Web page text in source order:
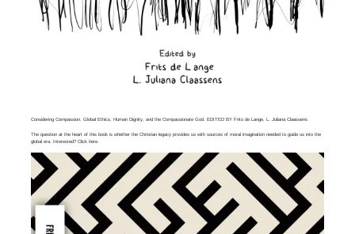
Considering Compassion. Global Ethics, Human Dignity, and the Compassionate God. EDITED BY Frits de Lange, L. Juliana Claassens
The question at the heart of this book is whether the Christian legacy provides us with sources of moral imagination needed to guide us into the
global era. Interested? Clickhere